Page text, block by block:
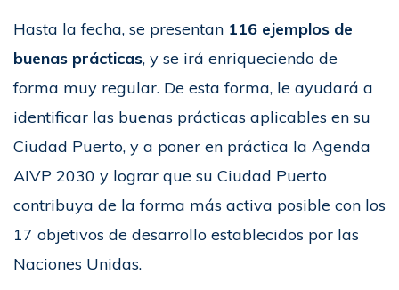
Hasta la fecha, se presentan 116 ejemplos de
buenas prácticas, y se irá enriqueciendo de
forma muy regular. De esta forma, le ayudará a
identificar las buenas prácticas aplicables en su
Ciudad Puerto, y a poner en práctica la Agenda
AIVP 2030 y lograr que su Ciudad Puerto
contribuya de la forma más activa posible con los
17 objetivos de desarrollo establecidos por las
Naciones Unidas.